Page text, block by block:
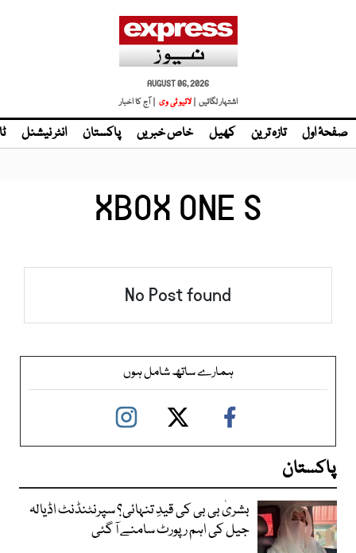
AUGUST 06, 2026
اشتہار لگائیں | لائیو ٹی وی | آج کا اخبار
صفحۂ اول تازہ ترین کھیل خاص خبریں پاکستان انٹر نیشنل
XBOX ONE S
No Post found
ہمارے ساتھ شامل ہوں
پاکستان
بشریٰ بی بی کی قیدِ تنہائی؟ سپرنٹنڈنٹ اڈیالہ
جیل کی اہم رپورٹ سامنے آ گئی